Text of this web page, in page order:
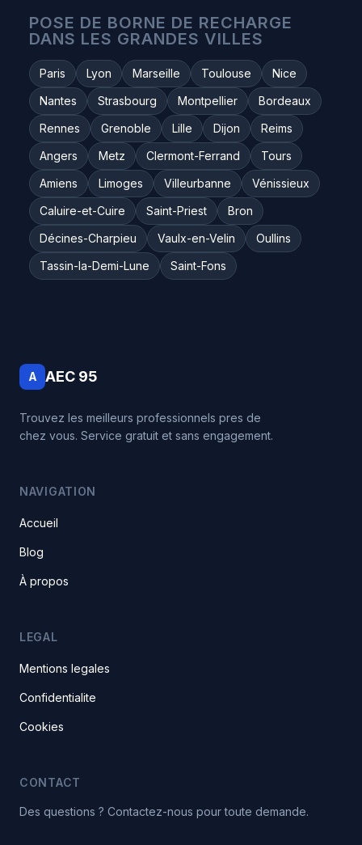
POSE DE BORNE DE RECHARGE
DANS LES GRANDES VILLES
Paris Lyon Marseille Toulouse
Nice
Nantes
Strasbourg Montpellier
Bordeaux
Rennes
Grenoble Lille Dijon
Reims
Angers
Metz Clermont-Ferrand
Tours
Amiens
Limoges Villeurbanne
Vénissieux
Caluire-et-Cuire
Saint-Priest
Bron
Décines-Charpieu
Vaulx-en-Velin
Oullins
Tassin-la-Demi-Lune
Saint-Fons
A AEC 95
Trouvez les meilleurs professionnels pres de
chez vous. Service gratuit et sans engagement.
NAVIGATION
Accueil
Blog
À propos
LEGAL
Mentions legales
Confidentialite
Cookies
CONTACT
Des questions ? Contactez-nous pour toute demande.